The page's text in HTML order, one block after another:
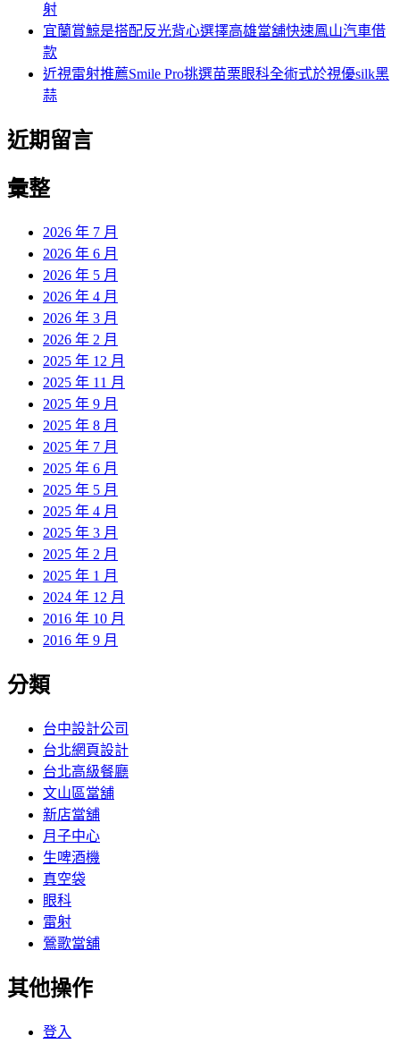
射
宜蘭賞鯨是搭配反光背心選擇高雄當舖快速鳳山汽車借
款
近視雷射推薦Smile Pro挑選苗栗眼科全術式於視優silk黑
蒜
近期留言
彙整
2026 年 7 月
2026 年 6 月
2026 年 5 月
2026 年 4 月
2026 年 3 月
2026 年 2 月
2025 年 12 月
2025 年 11 月
2025 年 9 月
2025 年 8 月
2025 年 7 月
2025 年 6 月
2025 年 5 月
2025 年 4 月
2025 年 3 月
2025 年 2 月
2025 年 1 月
2024 年 12 月
2016 年 10 月
2016 年 9 月
分類
台中設計公司
台北網頁設計
台北高級餐廳
文山區當舖
新店當舖
月子中心
生啤酒機
真空袋
眼科
雷射
鶯歌當舖
其他操作
登入